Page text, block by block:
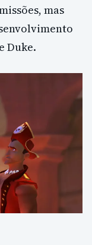
mas
Duke.